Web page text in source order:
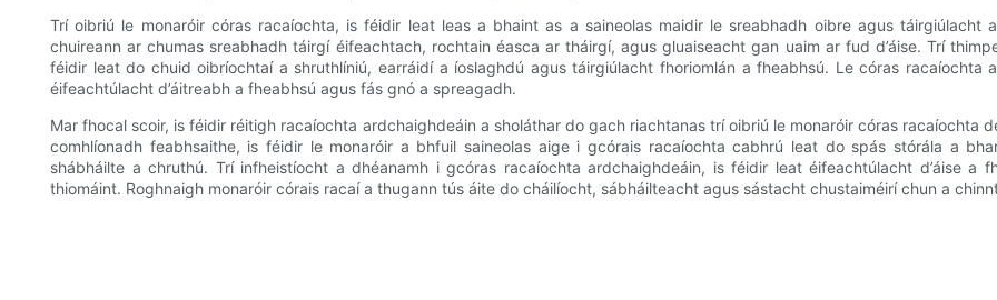
Trí oibriú le monaróir córas racaíochta, is féidir leat leas a bhaint as a saineolas maidir le sreabhadh oibre agus
chuireann ar chumas sreabhadh táirgí éifeachtach, rochtain éasca ar tháirgí, agus gluaiseacht gan uaim ar fud d’áise. Trí
féidir leat do chuid oibríochtaí a shruthlíniú, earráidí a íoslaghdú agus táirgiúlacht fhoriomlán a fheabhsú. Le córas
éifeachtúlacht d’áitreabh a fheabhsú agus fás gnó a spreagadh.
Mar fhocal scoir, is féidir réitigh racaíochta ardchaighdeáin a sholáthar do gach riachtanas trí oibriú le monaróir córas racaíochta
comhlíonadh feabhsaithe, is féidir le monaróir a bhfuil saineolas aige i gcórais racaíochta cabhrú leat do spás stórála a
shábháilte a chruthú. Trí infheistíocht a dhéanamh i gcóras racaíochta ardchaighdeáin, is féidir leat éifeachtúlacht d’áise a
thiomáint. Roghnaigh monaróir córais racaí a thugann tús áite do cháilíocht, sábháilteacht agus sástacht chustaiméirí chun a